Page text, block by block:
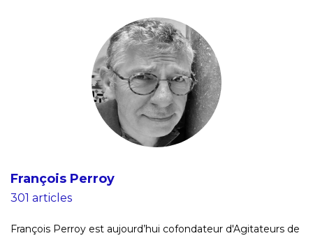
François Perroy
301 articles
François Perroy est aujourd’hui cofondateur d'Agitateurs de